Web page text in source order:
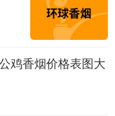
鸡香烟价格表图大